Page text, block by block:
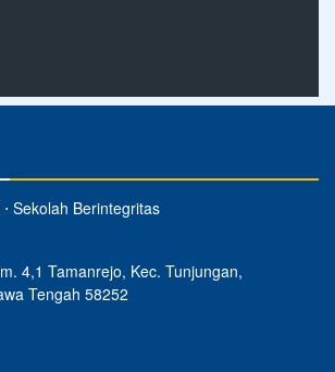
Sekolah Berintegritas
4,1 Tamanrejo, Kec. Tunjungan,
Tengah 58252